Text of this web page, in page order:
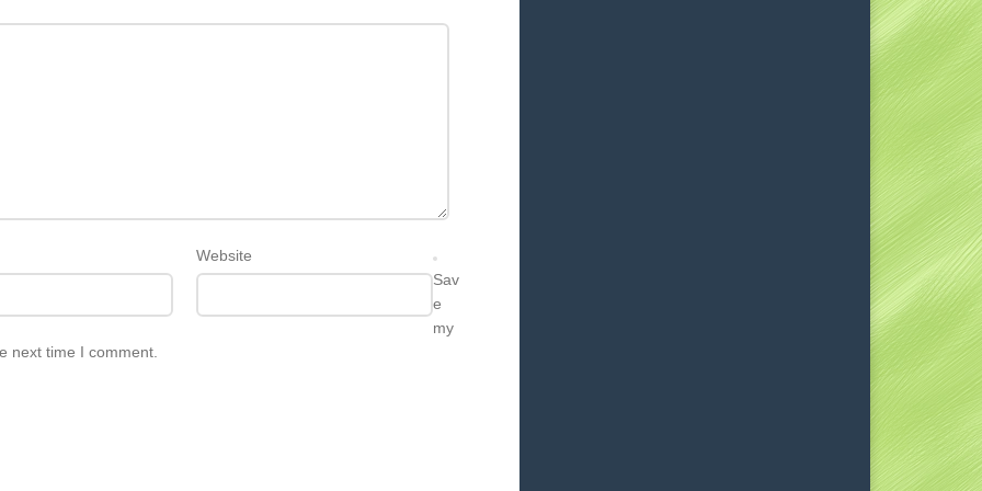
Website
Sav
e
my
next time I comment.